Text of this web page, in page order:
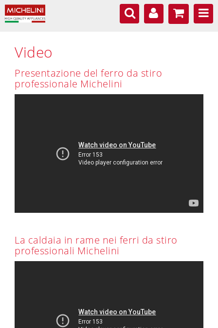
Video
Presentazione del ferro da stiro
professionale Michelini
La caldaia in rame nei ferri da stiro
professionali Michelini